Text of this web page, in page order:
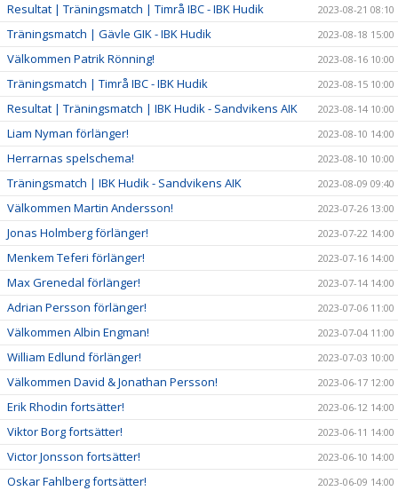
Resultat | Träningsmatch | Timrå IBC - IBK Hudik 2023-08-21 08:10
Träningsmatch | Gävle GIK - IBK Hudik 2023-08-18 15:00
Välkommen Patrik Rönning! 2023-08-16 10:00
Träningsmatch | Timrå IBC - IBK Hudik 2023-08-15 10:00
Resultat | Träningsmatch | IBK Hudik - Sandvikens AIK 2023-08-14 10:00
Liam Nyman förlänger! 2023-08-10 14:00
Herrarnas spelschema! 2023-08-10 10:00
Träningsmatch | IBK Hudik - Sandvikens AIK 2023-08-09 09:40
Välkommen Martin Andersson! 2023-07-26 13:00
Jonas Holmberg förlänger! 2023-07-22 14:00
Menkem Teferi förlänger! 2023-07-16 14:00
Max Grenedal förlänger! 2023-07-14 14:00
Adrian Persson förlänger! 2023-07-06 11:00
Välkommen Albin Engman! 2023-07-04 11:00
William Edlund förlänger! 2023-07-03 10:00
Välkommen David & Jonathan Persson! 2023-06-17 12:00
Erik Rhodin fortsätter! 2023-06-12 14:00
Viktor Borg fortsätter! 2023-06-11 14:00
Victor Jonsson fortsätter! 2023-06-10 14:00
Oskar Fahlberg fortsätter! 2023-06-09 14:00